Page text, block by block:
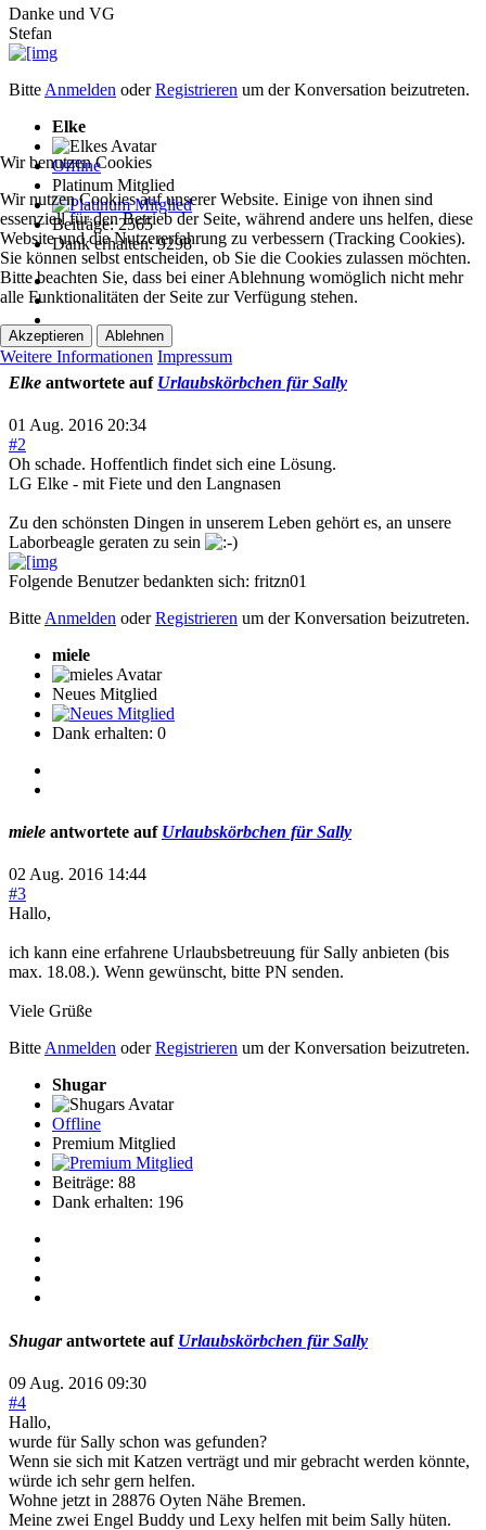
Danke und VG
Stefan
BitteAnmelden oderRegistrieren um der Konversation beizutreten.
Elke
Offline
Platinum Mitglied
Beiträge: 2565
Dank erhalten: 9298
Elke antwortete auf Urlaubskörbchen für Sally
01 Aug. 2016 20:34
#2
Oh schade. Hoffentlich findet sich eine Lösung.
LG Elke - mit Fiete und den Langnasen
Zu den schönsten Dingen in unserem Leben gehört es, an unsere
Laborbeagle geraten zu sein
Folgende Benutzer bedankten sich: fritzn01
Bitte Anmelden oderRegistrieren um der Konversation beizutreten.
miele
Neues Mitglied
Dank erhalten: 0
miele antwortete auf Urlaubskörbchen für Sally
02 Aug. 2016 14:44
#3
Hallo,
ich kann eine erfahrene Urlaubsbetreuung für Sally anbieten (bis
max. 18.08.). Wenn gewünscht, bitte PN senden.
Viele Grüße
BitteAnmelden oderRegistrieren um der Konversation beizutreten.
Shugar
Offline
Premium Mitglied
Beiträge: 88
Dank erhalten: 196
Shugarantwortete auf Urlaubskörbchen für Sally
09 Aug. 2016 09:30
#4
Hallo,
wurde für Sally schon was gefunden?
Wenn sie sich mit Katzen verträgt und mir gebracht werden könnte,
würde ich sehr gern helfen.
Wohne jetzt in 28876 Oyten Nähe Bremen.
Meine zwei Engel Buddy und Lexy helfen mit beim Sally hüten.
Wir benutzen Cookies
Wir nutzen Cookies auf unserer Website. Einige von ihnen sind
essenziell für den Betrieb der Seite, während andere uns helfen, diese
Website und die Nutzererfahrung zu verbessern (Tracking Cookies).
Sie können selbst entscheiden, ob Sie die Cookies zulassen möchten.
Bitte beachten Sie, dass bei einer Ablehnung womöglich nicht mehr
alle Funktionalitäten der Seite zur Verfügung stehen.
Akzeptieren Ablehnen
Weitere Informationen Impressum